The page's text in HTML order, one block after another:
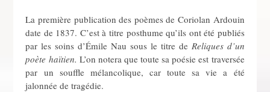
La première publication des poèmes de Coriolan Ardouin
date de 1837. C’est à titre posthume qu’ils ont été publiés
par les soins d’Émile Nau sous le titre de Reliques d’un
poète haïtien. L’on notera que toute sa poésie est traversée
par un souffle mélancolique, car toute sa vie a été
jalonnée de tragédie.